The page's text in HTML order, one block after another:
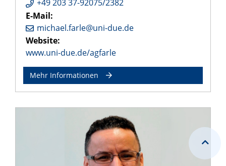
+49 203 37-92075/2382
E-Mail:
michael.farle@uni-due.de
Website:
www.uni-due.de/agfarle
Mehr Informationen